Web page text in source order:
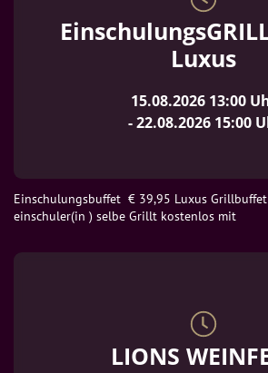
Luxus
15.08.2026 13:00
- 22.08.2026 15:00
Einschulungsbuffet  € 39,95 Luxus
einschuler(in ) selbe Grillt kostenlos mit
LIONS